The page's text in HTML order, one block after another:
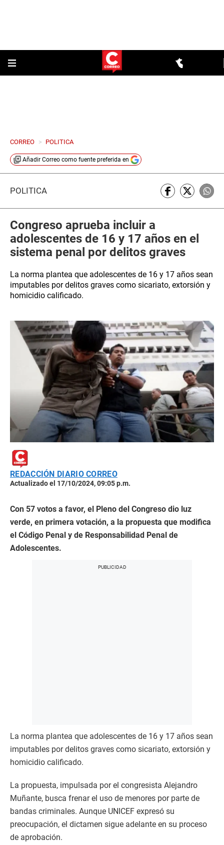
CORREO > POLITICA
Añadir Correo como fuente preferida en
POLÍTICA
Congreso aprueba incluir a
adolescentes de 16 y 17 años en el
sistema penal por delitos graves
La norma plantea que adolescentes de 16 y 17 años sean
imputables por delitos graves como sicariato, extorsión y
homicidio calificado.
REDACCIÓN DIARIO CORREO
Actualizado el 17/10/2024, 09:05 p.m.
Con 57 votos a favor, el Pleno del Congreso dio luz
verde, en primera votación, a la propuesta que modifica
el Código Penal y de Responsabilidad Penal de
Adolescentes.
La norma plantea que adolescentes de 16 y 17 años sean
imputables por delitos graves como sicariato, extorsión y
homicidio calificado.
La propuesta, impulsada por el congresista Alejandro
Muñante, busca frenar el uso de menores por parte de
bandas criminales. Aunque UNICEF expresó su
preocupación, el dictamen sigue adelante en su proceso
de aprobación.